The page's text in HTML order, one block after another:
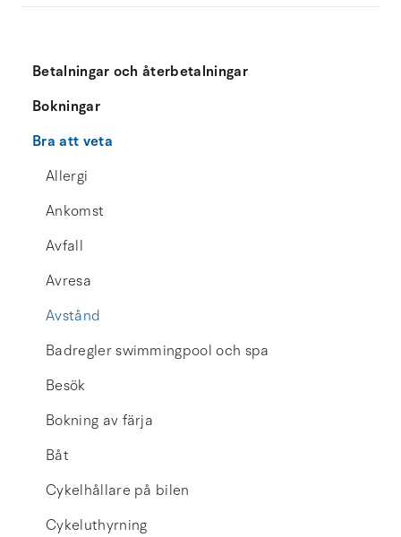
Betalningar och återbetalningar
Bokningar
Bra att veta
Allergi
Ankomst
Avfall
Avresa
Avstånd
Badregler swimmingpool och spa
Besök
Bokning av färja
Båt
Cykelhållare på bilen
Cykeluthyrning